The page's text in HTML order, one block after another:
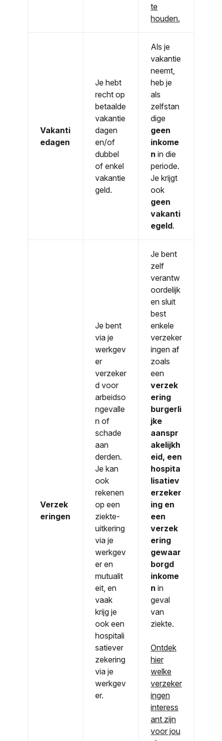
te
houden.
Vakanti
edagen
Je hebt
recht op
betaalde
vakantie
dagen
en/of
dubbel
of enkel
vakantie
geld.
Als je
vakantie
neemt,
heb je
als
zelfstan
dige
geen
inkome
n in die
periode.
Je krijgt
ook
geen
vakanti
egeld.
Verzek
eringen
Je bent
via je
werkgev
er
verzeker
d voor
arbeidso
ngevalle
n of
schade
aan
derden.
Je kan
ook
rekenen
op een
ziekte-
uitkering
via je
werkgev
er en
mutualit
eit, en
vaak
krijg je
ook een
hospitali
satiever
zekering
via je
werkgev
er.
Je bent
zelf
verantw
oordelijk
en sluit
best
enkele
verzeker
ingen af
zoals
een
verzek
ering
burgerli
jke
aanspr
akelijkh
eid, een
hospita
lisatiev
erzeker
ing en
een
verzek
ering
gewaar
borgd
inkome
n in
geval
van
ziekte.
Ontdek
hier
welke
verzeker
ingen
interess
ant zijn
voor jou